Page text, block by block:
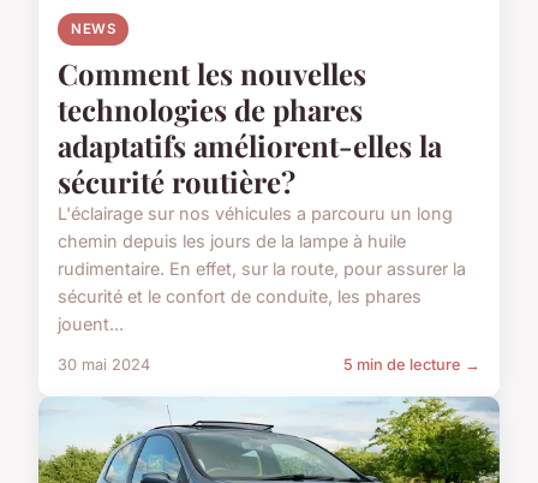
NEWS
Comment les nouvelles
technologies de phares
adaptatifs améliorent-elles la
sécurité routière?
L'éclairage sur nos véhicules a parcouru un long
chemin depuis les jours de la lampe à huile
rudimentaire. En effet, sur la route, pour assurer la
sécurité et le confort de conduite, les phares
jouent...
30 mai 2024 5 min de lecture →